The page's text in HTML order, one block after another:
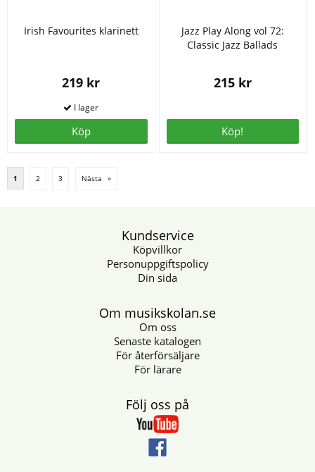
Irish Favourites klarinett
219 kr
Köp
Jazz Play Along vol 72:
Classic Jazz Ballads
215 kr
Köp!
1 2 3 Nästa »
Kundservice
Köpvillkor
Personuppgiftspolicy
Din sida
Om musikskolan.se
Om oss
Senaste katalogen
För återförsäljare
För lärare
Följ oss på